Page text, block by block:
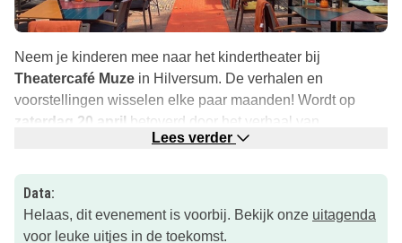
Neem je kinderen mee naar het kindertheater bij
Theatercafé Muze in Hilversum. De verhalen en
voorstellingen wisselen elke paar maanden! Wordt op
zaterdag 20 april betoverd door het verhaal van
De poppenshow biedt een unieke en frisse kijk op de
klassieke sprookjes. Laat je meenemen op een
betoverende reis terwijl kleurrijke poppen op onverwachte
Lees verder
Data:
Helaas, dit evenement is voorbij. Bekijk onze uitagenda
voor leuke uitjes in de toekomst.